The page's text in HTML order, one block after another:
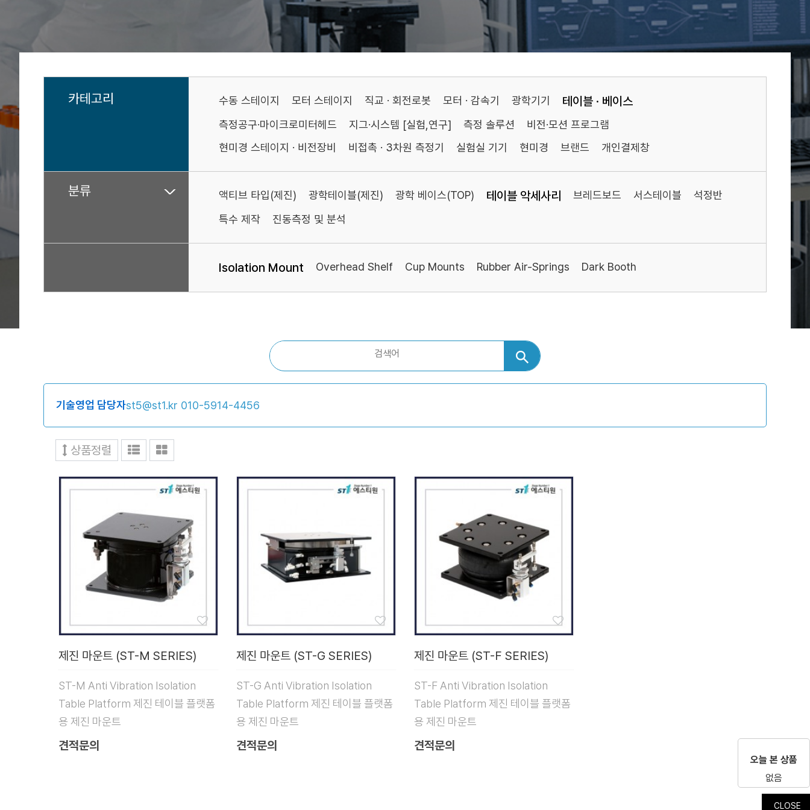
카테고리 수동 스테이지 모터 스테이지 직교 · 회전로봇 모터 · 감속기 광학기기 테이블 · 베이스
측정공구·마이크로미터헤드 지그·시스템 [실험,연구] 측정 솔루션
비전·모션 프로그램
현미경 스테이지 · 비전장비
비접촉 · 3차원 측정기 실험실 기기 현미경 브랜드 개인결제창
분류 액티브 타입(제진) 광학테이블(제진) 광학 베이스(TOP) 테이블 악세사리 브레드보드 서스테이블
석정반
특수 제작
진동측정 및 분석
Isolation Mount Overhead Shelf Cup Mounts Rubber Air-Springs Dark Booth
기술영업 담당자st5@st1.kr 010-5914-4456
상품정렬
제진 마운트 (ST-M SERIES)
ST-M Anti Vibration Isolation
Table Platform 제진 테이블 플랫폼
용 제진 마운트
견적문의
제진 마운트 (ST-G SERIES)
ST-G Anti Vibration Isolation
Table Platform 제진 테이블 플랫폼
용 제진 마운트
견적문의
제진 마운트 (ST-F SERIES)
ST-F Anti Vibration Isolation
Table Platform 제진 테이블 플랫폼
용 제진 마운트
견적문의
CLOSE
오늘 본 상품
없음